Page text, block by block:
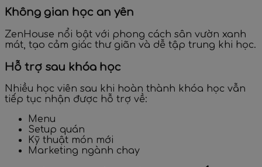
Không gian học an yên
ZenHouse nổi bật với phong cách sân vườn xanh
mát, tạo cảm giác thư giãn và dễ tập trung khi học.
Hỗ trợ sau khóa học
Nhiều học viên sau khi hoàn thành khóa học vẫn
tiếp tục nhận được hỗ trợ về:
Menu
Setup quán
Kỹ thuật món mới
Marketing ngành chay